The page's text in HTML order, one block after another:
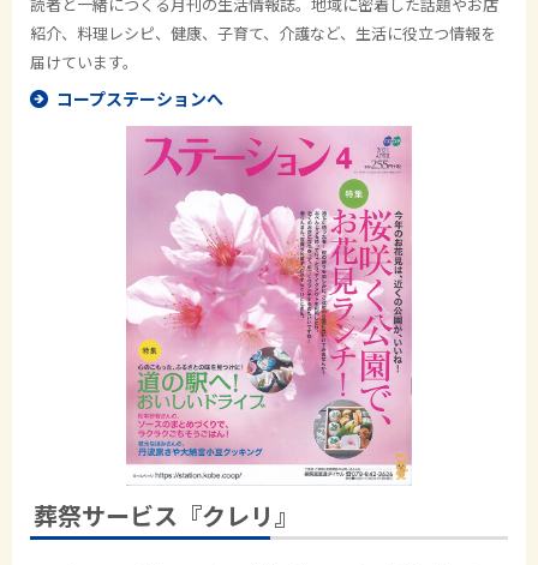
紹介、料理レシピ、健康、子育て、介護など、生活に役立つ情報を
届けています。
コープステーションへ
葬祭サービス『クレリ』